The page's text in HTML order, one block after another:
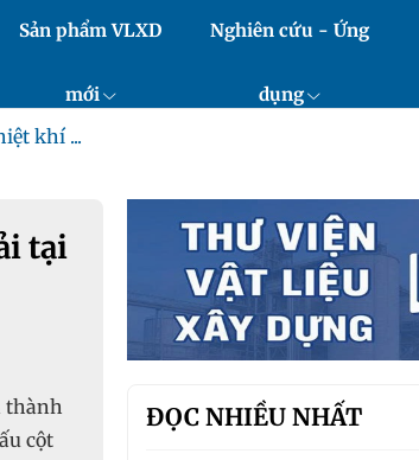
Sản phẩm VLXD
mới
Nghiên cứu - Ứng
dụng
khí ...
tại
thành
cột
ĐỌC NHIỀU NHẤT